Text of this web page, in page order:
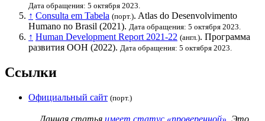
Дата обращения: 5 октября 2023.
↑ Consulta em Tabela (порт.). Atlas do Desenvolvimento
Humano no Brasil (2021). Дата обращения: 5 октября 2023.
↑ Human Development Report 2021-22 (англ.). Программа
развития ООН (2022). Дата обращения: 5 октября 2023.
Ссылки
Официальный сайт (порт.)
Данная статья имеет статус «проверенной» . Это